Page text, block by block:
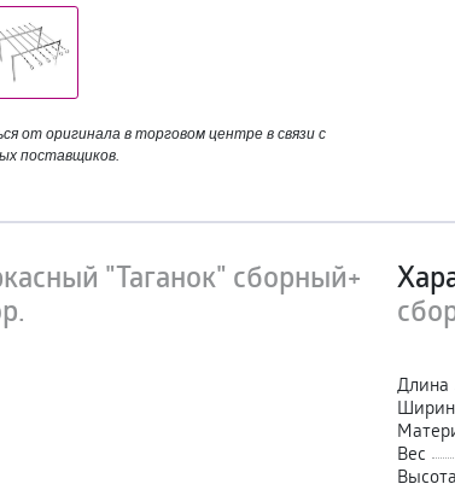
от оригинала в торговом центре в связи с
поставщиков.
"Таганок" сборный+
Длина
Вес
Высота